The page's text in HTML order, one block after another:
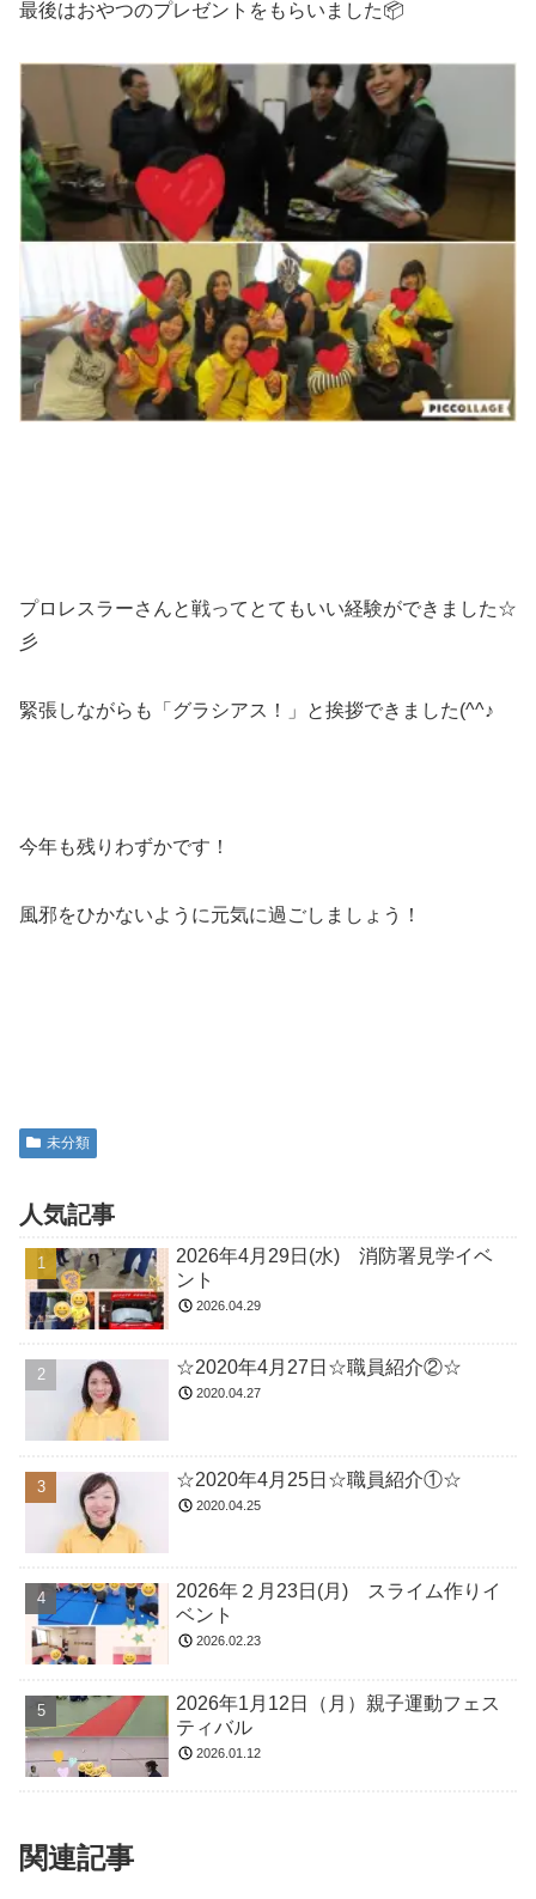
最後はおやつのプレゼントをもらいました📦
プロレスラーさんと戦ってとてもいい経験ができました☆
彡
緊張しながらも「グラシアス！」と挨拶できました(^^♪
今年も残りわずかです！
風邪をひかないように元気に過ごしましょう！
未分類
人気記事
2026年4月29日(水) 消防署見学イベ
ント
2026.04.29
☆2020年4月27日☆職員紹介②☆
2020.04.27
☆2020年4月25日☆職員紹介①☆
2020.04.25
2026年２月23日(月) スライム作りイ
ベント
2026.02.23
2026年1月12日（月）親子運動フェス
ティバル
2026.01.12
関連記事